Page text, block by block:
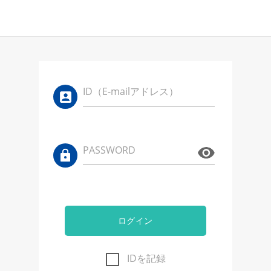
ID（E-mailアドレス）
PASSWORD
ログイン
IDを記録